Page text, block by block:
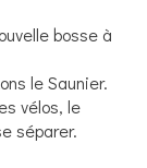
bosse à
le Saunier.
vélos, le
séparer.